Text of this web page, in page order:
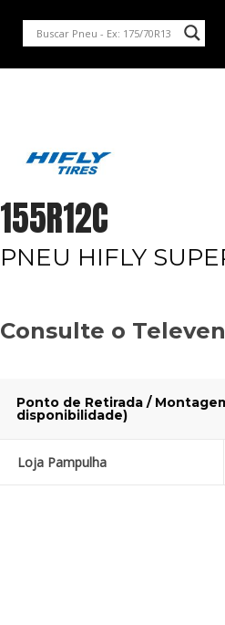
155R12C
PNEU HIFLY
Consulte o
Ponto de Retirada /
disponibilidade)
Loja Pampulha